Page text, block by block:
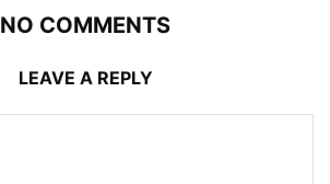
NO COMMENTS
LEAVE A REPLY